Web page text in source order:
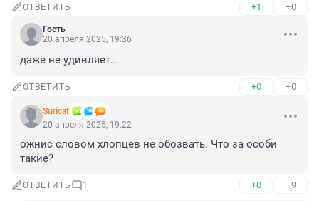
ОТВЕТИТЬ +1 –0
Гость
20 апреля 2025, 19:36
даже не удивляет...
ОТВЕТИТЬ +0 –0
Suricat
20 апреля 2025, 19:22
ожнис словом хлопцев не обозвать. Что за особи
такие?
ОТВЕТИТЬ 1 +0 –9